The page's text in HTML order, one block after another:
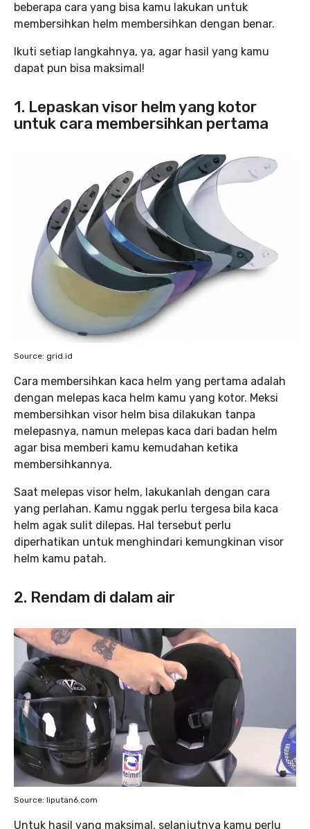
beberapa cara yang bisa kamu lakukan untuk
membersihkan helm membersihkan dengan benar.
Ikuti setiap langkahnya, ya, agar hasil yang kamu
dapat pun bisa maksimal!
1. Lepaskan visor helm yang kotor
untuk cara membersihkan pertama
Source: grid.id
Cara membersihkan kaca helm yang pertama adalah
dengan melepas kaca helm kamu yang kotor. Meksi
membersihkan visor helm bisa dilakukan tanpa
melepasnya, namun melepas kaca dari badan helm
agar bisa memberi kamu kemudahan ketika
membersihkannya.
Saat melepas visor helm, lakukanlah dengan cara
yang perlahan. Kamu nggak perlu tergesa bila kaca
helm agak sulit dilepas. Hal tersebut perlu
diperhatikan untuk menghindari kemungkinan visor
helm kamu patah.
2. Rendam di dalam air
Source: liputan6.com
Untuk hasil yang maksimal, selanjutnya kamu perlu